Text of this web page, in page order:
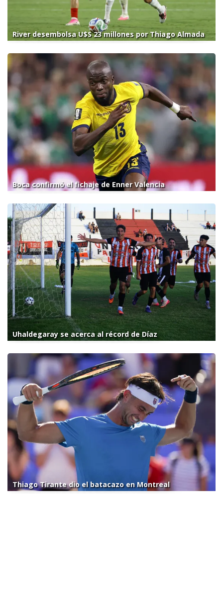
River desembolsa U$S 23 millones por Thiago Almada
Boca confirmó el fichaje de Enner Valencia
Uhaldegaray se acerca al récord de Díaz
Thiago Tirante dio el batacazo en Montreal